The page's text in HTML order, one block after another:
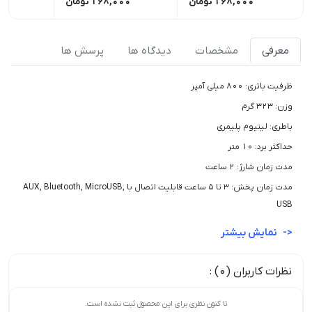
معرفی مشخصات دیدگاه ها پرسش ها
ﻇﺮﻓﯿﺖ ﺑﺎﺗﺮی: 800 میلی آمپر
وزن: 323 گرم
باطری: لیتیوم پلیمری
حداکثر برد: 10 متر
مدت زمان شارژ: 2 ساعت
مدت زمان پخش: 3 تا 5 ساعت قابلیت اتصال با AUX, Bluetooth, MicroUSB,
USB
نظرات کاربران (0) :
تا کنون نظری برای این محصول ثبت نشده است.